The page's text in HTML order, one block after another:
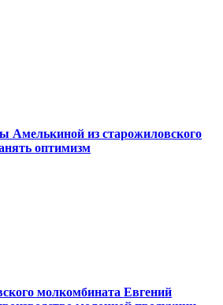
Амелькиной из старожиловского
оптимизм
молкомбината Евгений